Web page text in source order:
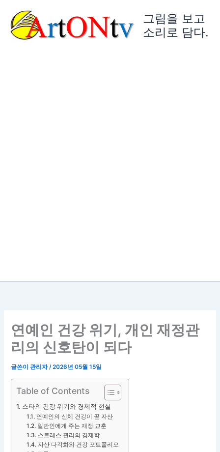
그림을 보고
소리로 담다.
연예인 건강 위기, 개인 재정관
리의 신호탄이 되다
글쓴이관리자/2026년 05월 15일
Table of Contents
스타의 건강 위기와 경제적 현실
연예인의 신체 건강이 곧 자산
일반인에게 주는 재정 교훈
스트레스 관리의 경제학
자산 다각화와 건강 포트폴리오